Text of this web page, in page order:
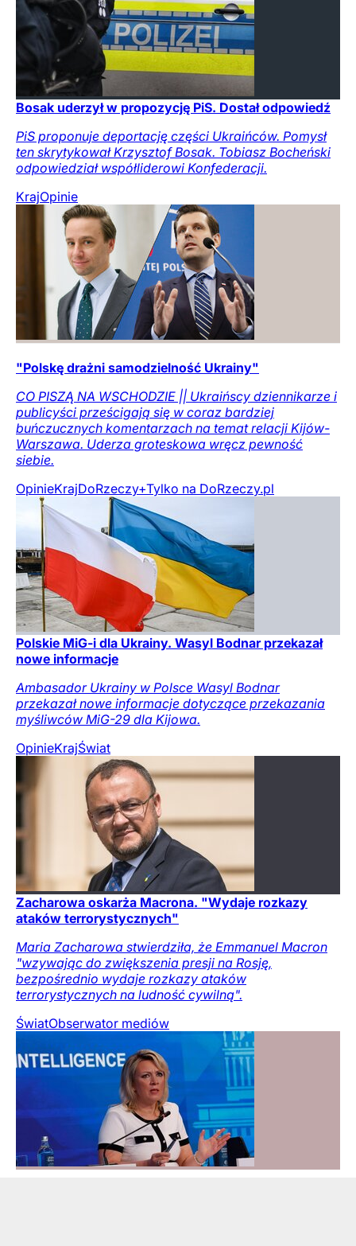
Bosak uderzył w propozycję PiS. Dostał odpowiedź
PiS proponuje deportację części Ukraińców. Pomysł
ten skrytykował Krzysztof Bosak. Tobiasz Bocheński
odpowiedział współliderowi Konfederacji.
KrajOpinie
"Polskę drażni samodzielność Ukrainy"
CO PISZĄ NA WSCHODZIE || Ukraińscy dziennikarze i
publicyści prześcigają się w coraz bardziej
buńczucznych komentarzach na temat relacji Kijów-
Warszawa. Uderza groteskowa wręcz pewność
siebie.
OpinieKrajDoRzeczy+Tylko na DoRzeczy.pl
Polskie MiG-i dla Ukrainy. Wasyl Bodnar przekazał
nowe informacje
Ambasador Ukrainy w Polsce Wasyl Bodnar
przekazał nowe informacje dotyczące przekazania
myśliwców MiG-29 dla Kijowa.
OpinieKrajŚwiat
Zacharowa oskarża Macrona. "Wydaje rozkazy
ataków terrorystycznych"
Maria Zacharowa stwierdziła, że Emmanuel Macron
"wzywając do zwiększenia presji na Rosję,
bezpośrednio wydaje rozkazy ataków
terrorystycznych na ludność cywilną".
ŚwiatObserwator mediów